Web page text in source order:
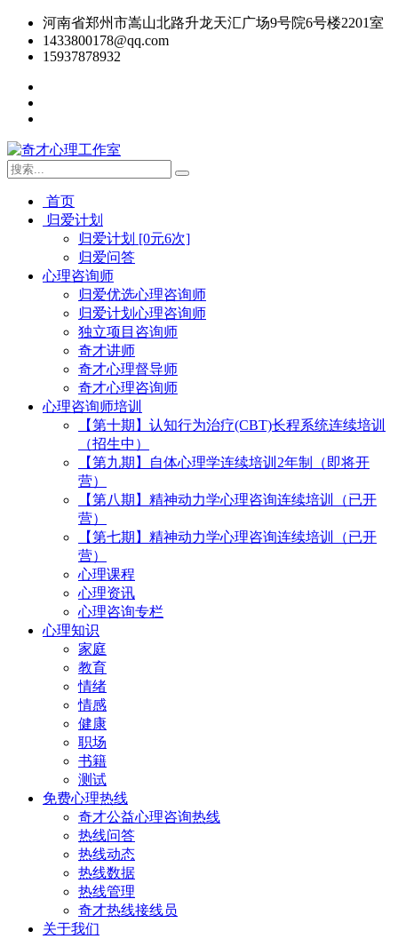
河南省郑州市嵩山北路升龙天汇广场9号院6号楼2201室
1433800178@qq.com
15937878932
首页
归爱计划
归爱计划 [0元6次]
归爱问答
心理咨询师
归爱优选心理咨询师
归爱计划心理咨询师
独立项目咨询师
奇才讲师
奇才心理督导师
奇才心理咨询师
心理咨询师培训
【第十期】认知行为治疗(CBT)长程系统连续培训
（招生中）
【第九期】自体心理学连续培训2年制（即将开
营）
【第八期】精神动力学心理咨询连续培训（已开
营）
【第七期】精神动力学心理咨询连续培训（已开
营）
心理课程
心理资讯
心理咨询专栏
心理知识
家庭
教育
情绪
情感
健康
职场
书籍
测试
免费心理热线
奇才公益心理咨询热线
热线问答
热线动态
热线数据
热线管理
奇才热线接线员
关于我们